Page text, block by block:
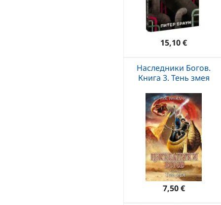
15,10 €
Наследники Богов.
Книга 3. Тень змея
7,50 €